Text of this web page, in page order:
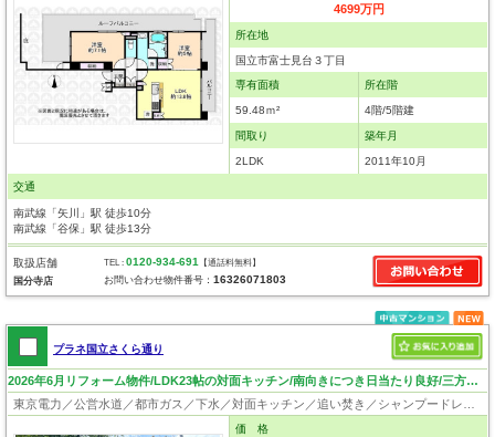
4699万円
所在地
国立市富士見台３丁目
専有面積
59.48ｍ²
所在階
4階/5階建
間取り
2LDK
築年月
2011年10月
交通
南武線「矢川」駅 徒歩10分
南武線「谷保」駅 徒歩13分
取扱店舗
国分寺店
TEL :0120-934-691 【通話料無料】
お問い合わせ物件番号：16326071803
プラネ国立さくら通り
2026年6月リフォーム物件/LDK23帖の対面キッチン/南向きにつき日当たり良好/三方角部屋
価 格